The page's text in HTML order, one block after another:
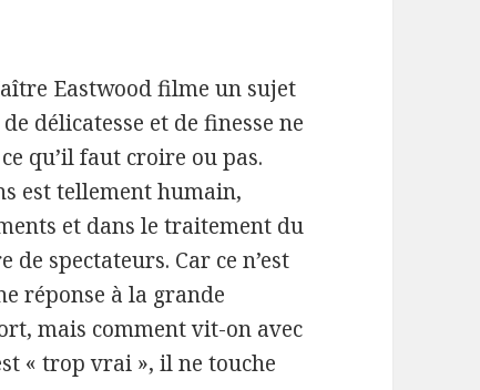
Eastwood filme un sujet
délicatesse et de finesse ne
qu’il faut croire ou pas.
est tellement humain,
et dans le traitement du
spectateurs. Car ce n’est
réponse à la grande
mais comment vit-on avec
« trop vrai », il ne touche